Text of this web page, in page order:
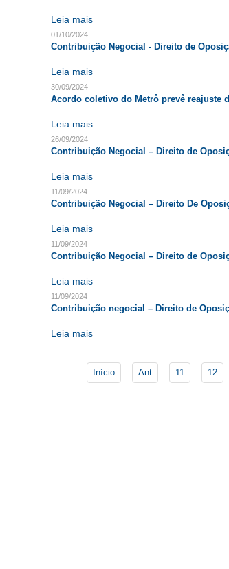
Leia mais
01/10/2024
Contribuição Negocial - Direito de
Leia mais
30/09/2024
Acordo coletivo do Metrô prevê reajuste
Leia mais
26/09/2024
Contribuição Negocial – Direito de
Leia mais
11/09/2024
Contribuição Negocial – Direito De
Leia mais
11/09/2024
Contribuição Negocial – Direito de
Leia mais
11/09/2024
Contribuição negocial – Direito de
Leia mais
Início Ant 11 12